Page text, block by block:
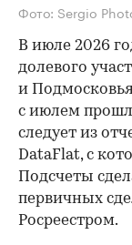
Фото: Sergio
В июле 2026
долевого
и
с июлем
следует из
DataFlat, с
Подсчеты
первичных
Росреестром.